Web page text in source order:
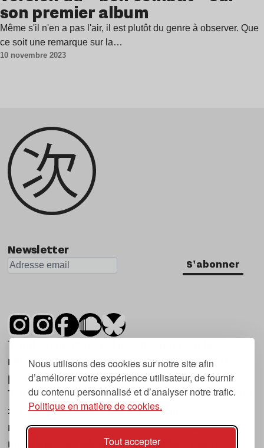
Nous utilisons des cookies sur notre site afin
d’améliorer votre expérience utilisateur, de fournir
du contenu personnalisé et d’analyser notre trafic.
Politique en matière de cookies.
Tout accepter
son premier album
Même s'il n'en a pas l'air, il est plutôt du genre à observer. Que
ce soit une remarque sur la…
10 novembre 2023
Newsletter
S'abonner
Tsugi est un mensuel indépendant sur la
musique et les nouvelles tendances, dont la
première parution date de 2007.
Tsugi en japonais signifie « prochain », « suivant
», ce qui correspond à la thématique du
magazine, à l’affût des nouvelles tendances
musicales, qu’elles viennent de la musique